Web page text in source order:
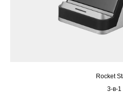
Rocket
3-в-1